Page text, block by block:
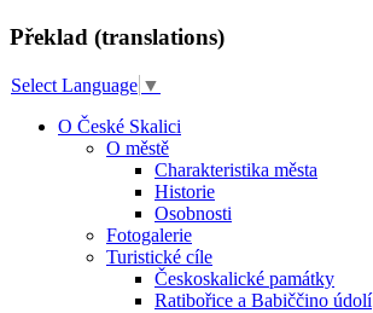
Překlad (translations)
Select Language ▼
O České Skalici
O městě
Charakteristika města
Historie
Osobnosti
Fotogalerie
Turistické cíle
Českoskalické památky
Ratibořice a Babiččino údolí